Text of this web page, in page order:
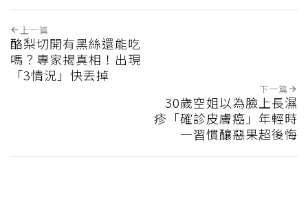
上一篇
酪梨切開有黑絲還能吃
嗎？專家揭真相！出現
「3情況」快丟掉
下一篇
30歲空姐以為臉上長濕
疹「確診皮膚癌」年輕時
一習慣釀惡果超後悔